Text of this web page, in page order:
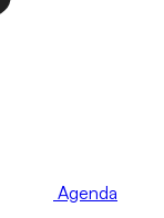
Agenda